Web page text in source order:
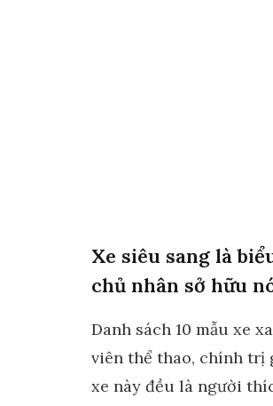
Xe siêu sang là
chủ nhân sở hữu
Danh sách 10 mẫu xe
viên thể thao, chính trị
xe này đều là người